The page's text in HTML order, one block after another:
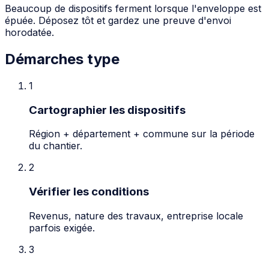
Beaucoup de dispositifs ferment lorsque l'enveloppe est
épuée. Déposez tôt et gardez une preuve d'envoi
horodatée.
Démarches type
1
Cartographier les dispositifs
Région + département + commune sur la période
du chantier.
2
Vérifier les conditions
Revenus, nature des travaux, entreprise locale
parfois exigée.
3